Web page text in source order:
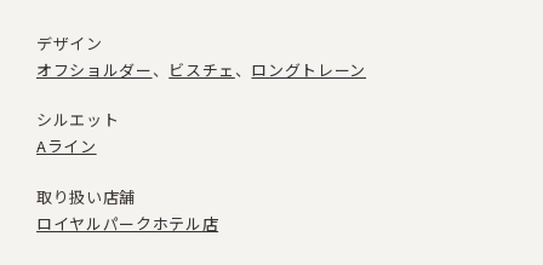
デザイン
オフショルダー
ビスチェ ロングトレーン
シルエット
Aライン
取り扱い店舗
ロイヤルパークホテル店